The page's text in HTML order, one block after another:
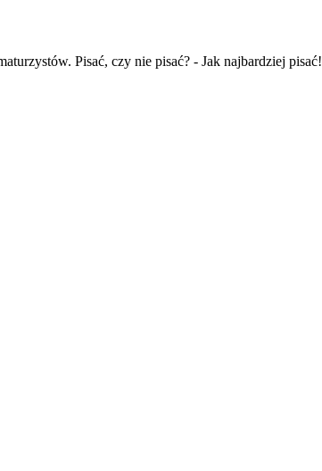
Pisać, czy nie pisać? - Jak najbardziej pisać!